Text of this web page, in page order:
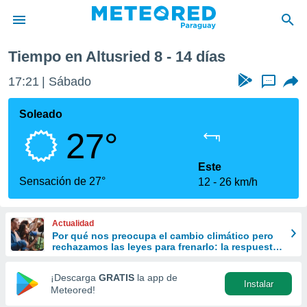
de
ha
calidad.
a este
las
y
forma
digital
basada
Tiempo en Altusried 8 - 14 días
17:21 Sábado ...
Soleado
27°
Sensación de 27°
Este
12
26 km/h
Actualidad
Por qué nos preocupa el cambio climático pero
rechazamos las leyes para frenarlo: la respuesta
¡Descarga GRATIS la app de
Meteored!
Instalar